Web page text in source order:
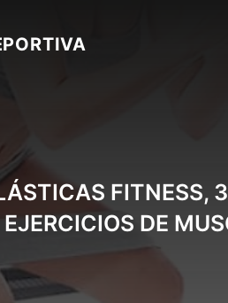
FITNESS,
DE